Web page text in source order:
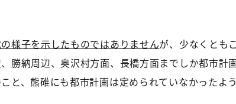
様子を示したものではありませんが、少なくとも
勝納周辺、奥沢村方面、長橋方面までしか都市計
と、熊碓にも都市計画は定められていなかったよう